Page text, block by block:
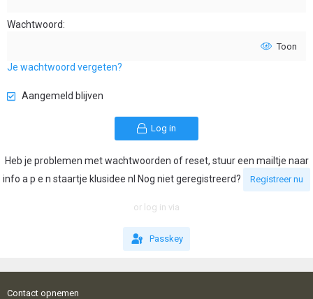
Wachtwoord
Toon
Je wachtwoord vergeten?
Aangemeld blijven
Log in
Heb je problemen met wachtwoorden of reset, stuur een mailtje naar
info a p e n staartje klusidee nl Nog niet geregistreerd?
Registreer nu
or log in via
Passkey
Contact opnemen